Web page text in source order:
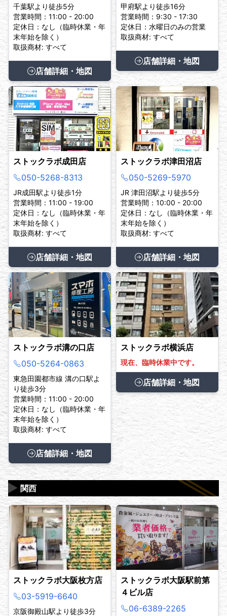
千葉駅より徒歩5分
営業時間：11:00 - 20:00
定休日：なし（臨時休業・年
末年始を除く）
取扱商材: すべて
店舗詳細・地図
甲府駅より徒歩16分
営業時間：9:30 - 17:30
定休日：水曜日のみの営業
取扱商材: すべて
店舗詳細・地図
ストックラボ成田店
050-5268-8313
JR成田駅より徒歩1分
営業時間：11:00 - 19:00
定休日：なし（臨時休業・年
末年始を除く）
取扱商材: すべて
店舗詳細・地図
ストックラボ津田沼店
050-5269-5970
JR 津田沼駅より徒歩5分
営業時間：10:00 - 20:00
定休日：なし（臨時休業・年
末年始を除く）
取扱商材: すべて
店舗詳細・地図
ストックラボ溝の口店
050-5264-0863
東急田園都市線 溝の口駅よ
り徒歩3分
営業時間：11:00 - 20:00
定休日：なし（臨時休業・年
末年始を除く）
取扱商材: すべて
店舗詳細・地図
ストックラボ横浜店
現在、臨時休業中です。
店舗詳細・地図
関西
▶
ストックラボ大阪枚方店
03-5919-6640
京阪御殿山駅より徒歩3分
ストックラボ大阪駅前第
４ビル店
06-6389-2265